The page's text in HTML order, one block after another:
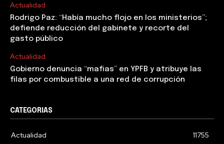
Actualidad
Rodrigo Paz: “Había mucho flojo en los ministerios”;
defiende reducción del gabinete y recorte del
gasto público
Actualidad
Gobierno denuncia “mafias” en YPFB y atribuye las
filas por combustible a una red de corrupción
CATEGORIAS
Actualidad
11755